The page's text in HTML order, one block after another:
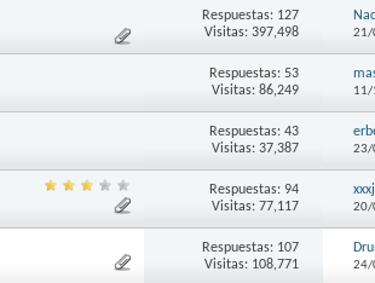
Respuestas: 127
Visitas: 397,498
21/
Respuestas: 53
Visitas: 86,249
11/
Respuestas: 43
Visitas: 37,387
23/
Respuestas: 94
Visitas: 77,117
20/
Respuestas: 107
Visitas: 108,771
24/